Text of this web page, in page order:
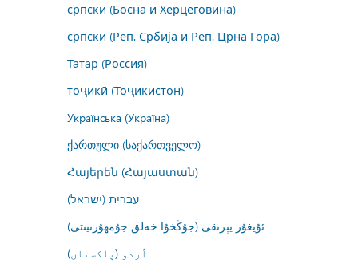
српски (Босна и Херцеговина)
српски (Реп. Србија и Реп. Црна Гора)
Татар (Россия)
тоҷикӣ (Тоҷикистон)
Українська (Україна)
ქართული (საქართველო)
Հայերեն (Հայաստան)
עברית (ישראל)
ئۇيغۇر يېزىقى (جۇڭخۇا خەلق جۇمھۇرىيىتى)
اُردو (پاکستان)